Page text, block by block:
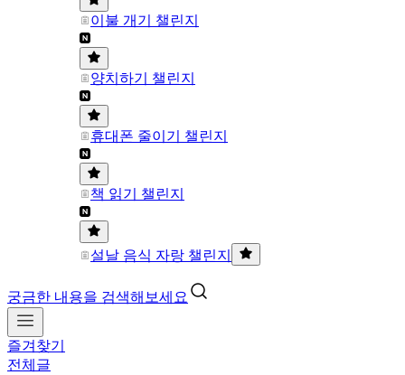
이불 개기 챌린지
양치하기 챌린지
휴대폰 줄이기 챌린지
책 읽기 챌린지
설날 음식 자랑 챌린지
궁금한 내용을 검색해보세요
즐겨찾기
전체글